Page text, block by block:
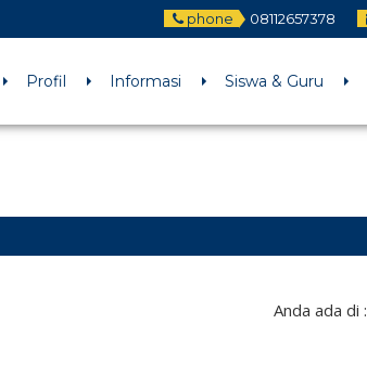
phone 08112657378
Profil Informasi Siswa & Guru
Anda ada di :